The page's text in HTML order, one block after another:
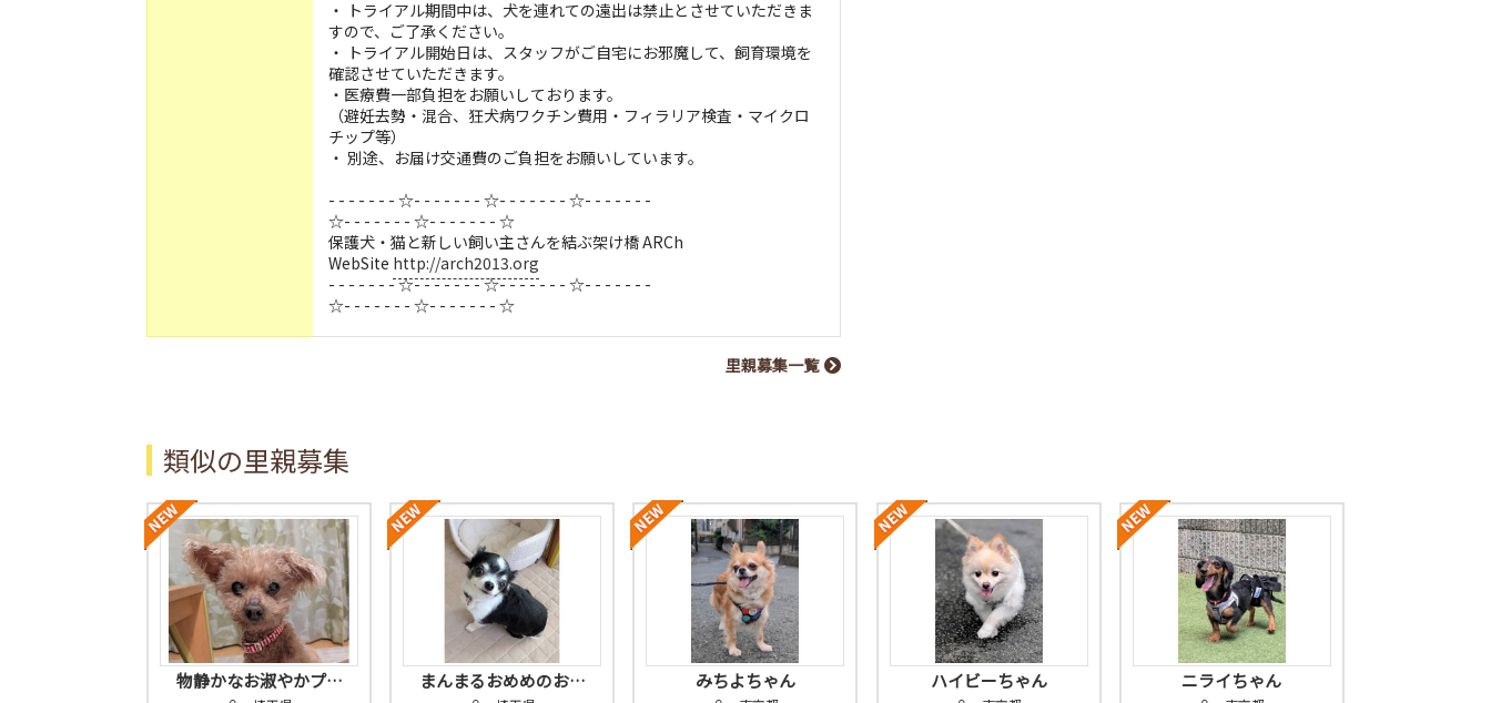
・ トライアル期間中は、犬を連れての遠出は禁止とさせていただきま
すので、ご了承ください。
・ トライアル開始日は、スタッフがご自宅にお邪魔して、飼育環境を
確認させていただきます。
・医療費一部負担をお願いしております。
（避妊去勢・混合、狂犬病ワクチン費用・フィラリア検査・マイクロ
チップ等）
・ 別途、お届け交通費のご負担をお願いしています。
- - - - - - - ☆- - - - - - - ☆- - - - - - - ☆- - - - - - -
☆- - - - - - - ☆- - - - - - - ☆
保護犬・猫と新しい飼い主さんを結ぶ架け橋 ARCh
WebSite http://arch2013.org
- - - - - - - ☆- - - - - - - ☆- - - - - - - ☆- - - - - - -
☆- - - - - - - ☆- - - - - - - ☆
里親募集一覧
類似の里親募集
物静かなお淑やかプ… まんまるおめめのお… みちよちゃん ハイビーちゃん ニライちゃん